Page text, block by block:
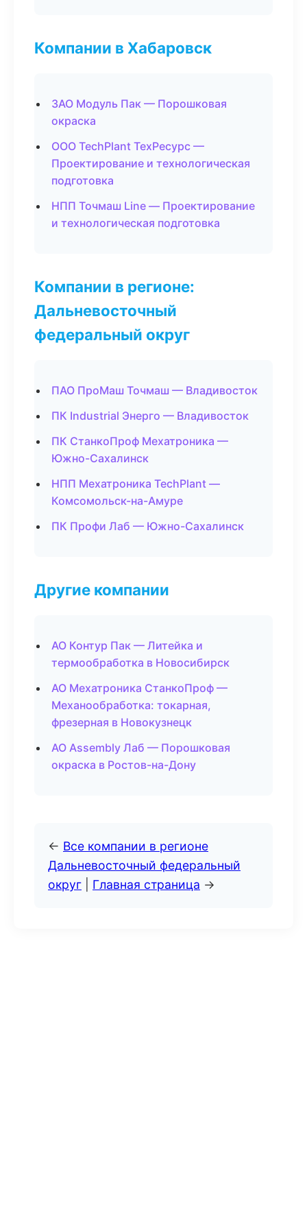
Компании в Хабаровск
ЗАО Модуль Пак — Порошковая
окраска
ООО TechPlant ТехРесурс —
Проектирование и технологическая
подготовка
НПП Точмаш Line — Проектирование
и технологическая подготовка
Компании в регионе:
Дальневосточный
федеральный округ
ПАО ПроМаш Точмаш — Владивосток
ПК Industrial Энерго — Владивосток
ПК СтанкоПроф Мехатроника —
Южно-Сахалинск
НПП Мехатроника TechPlant —
Комсомольск-на-Амуре
ПК Профи Лаб — Южно-Сахалинск
Другие компании
АО Контур Пак — Литейка и
термообработка в Новосибирск
АО Мехатроника СтанкоПроф —
Механообработка: токарная,
фрезерная в Новокузнецк
АО Assembly Лаб — Порошковая
окраска в Ростов-на-Дону
← Все компании в регионе
Дальневосточный федеральный
округ
Главная страница →